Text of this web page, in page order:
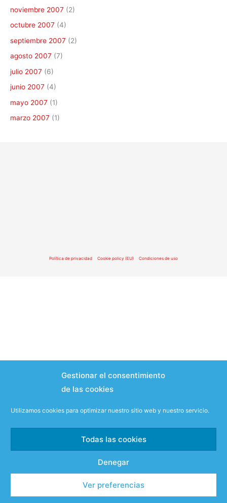
noviembre 2007 (2)
octubre 2007 (4)
septiembre 2007 (2)
agosto 2007 (7)
julio 2007 (6)
junio 2007 (4)
mayo 2007 (1)
marzo 2007 (1)
Política de privacidad Cookie policy (EU) Condiciones de uso
Gestionar el consentimiento
de las cookies
Utilizamos cookies para optimizar nuestro sitio web y nuestro servicio.
Todas las cookies
Denegar
Ver preferencias
Salir de la versión móvil